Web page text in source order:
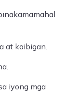
at kaibigan.
iyong mga